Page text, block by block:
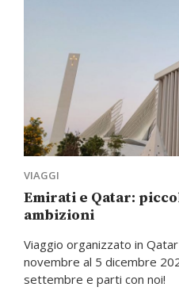
VIAGGI
Emirati e Qatar:
ambizioni
Viaggio organizzato in
novembre al 5 dicembre
settembre e parti con noi!